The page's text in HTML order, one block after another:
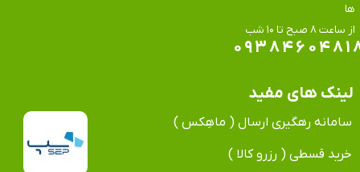
ها
​​​​​​​از ساعت ۸ صبح تا ۱۰ شب
لینک های مفید
سامانه رهگیری ارسال ( ماهِکس )
خرید قسطی ( رزرو کالا )